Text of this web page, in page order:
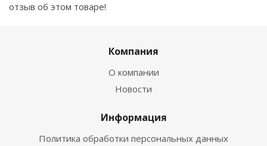
отзыв об этом товаре!
Компания
О компании
Новости
Информация
Политика обработки персональных данных